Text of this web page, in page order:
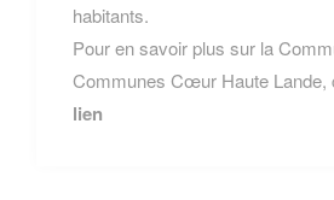
habitants.
Pour en savoir plus sur la
Communes Cœur Haute Lande,
lien